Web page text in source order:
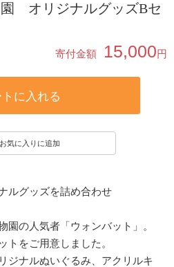
園 オリジナルグッズBセ
寄付金額 15,000円
トに入れる
お気に入りに追加
ルグッズを詰め合わせ
園の人気者「ウォンバット」。
トをご用意しました。
ジナルぬいぐるみ、アクリルキ